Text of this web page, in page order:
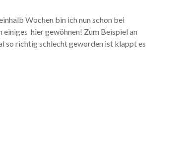
Wochen bin ich nun schon bei
hier gewöhnen! Zum Beispiel an
so richtig schlecht geworden ist klappt es